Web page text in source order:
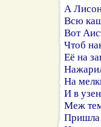
А
Всю
Вот
Чтоб
Её на
На
И в
Меж
Пришла